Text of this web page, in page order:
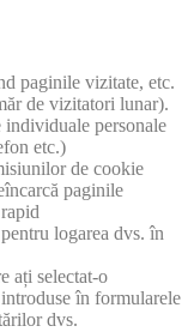
paginile vizitate, etc.
de vizitatori lunar).
personale
etc.)
de cookie
paginile
logarea dvs. în
ați selectat-o
în formularele
dvs.